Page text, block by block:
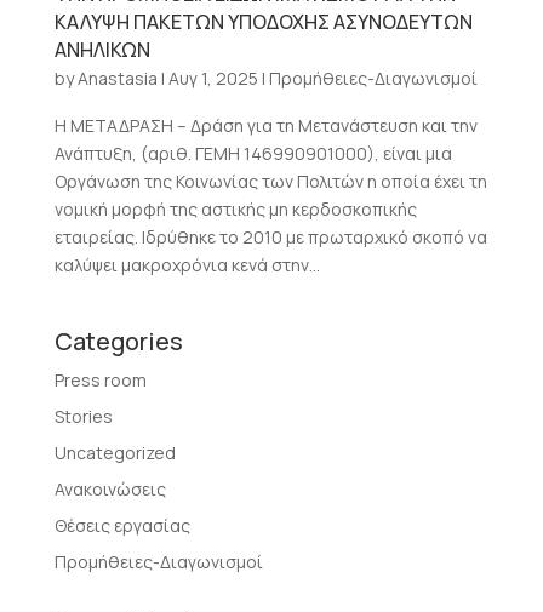
ΚΑΛΥΨΗ ΠΑΚΕΤΩΝ ΥΠΟΔΟΧΗΣ ΑΣΥΝΟΔΕΥΤΩΝ
ΑΝΗΛΙΚΩΝ
byAnastasia | Αυγ 1, 2025 | Προμήθειες-Διαγωνισμοί
Η ΜΕΤΑΔΡΑΣΗ – Δράση για τη Μετανάστευση και την
Ανάπτυξη, (αριθ. ΓΕΜΗ 146990901000), είναι μια
Οργάνωση της Κοινωνίας των Πολιτών η οποία έχει τη
νομική μορφή της αστικής μη κερδοσκοπικής
εταιρείας. Ιδρύθηκε το 2010 με πρωταρχικό σκοπό να
καλύψει μακροχρόνια κενά στην...
Categories
Press room
Stories
Uncategorized
Ανακοινώσεις
Θέσεις εργασίας
Προμήθειες-Διαγωνισμοί